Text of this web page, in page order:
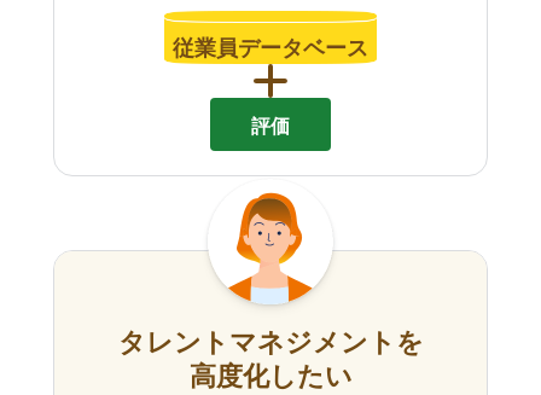
従業員データベース
評価
タレントマネジメントを
高度化したい